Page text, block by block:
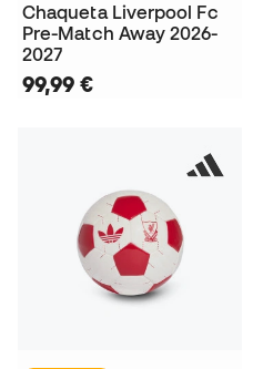
Chaqueta Liverpool Fc
Pre-Match Away 2026-
2027
99,99 €